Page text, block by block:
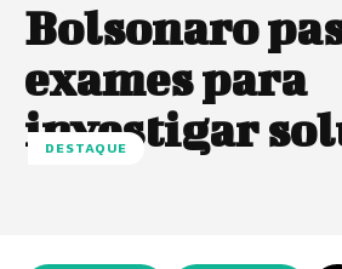
Bolsonaro
exames para
investigar
DESTAQUE